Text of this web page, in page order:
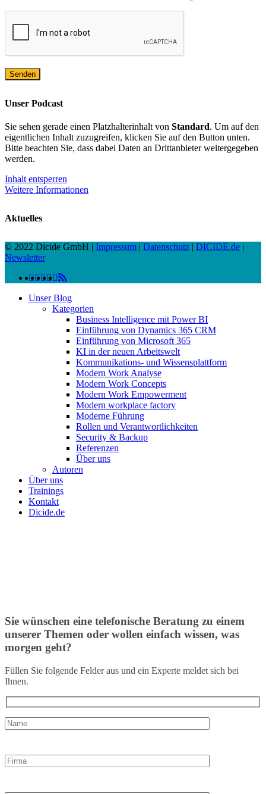
Unser Podcast
Sie sehen gerade einen Platzhalterinhalt von Standard. Um auf den
eigentlichen Inhalt zuzugreifen, klicken Sie auf den Button unten.
Bitte beachten Sie, dass dabei Daten an Drittanbieter weitergegeben
werden.
Inhalt entsperren
Weitere Informationen
Aktuelles
© 2022 Dicide GmbH | Impressum | Datenschutz | DICIDE.de |
Newsletter
twitter
facebook
linkedinyoutube
RSS
instagram
spotify
vk
Close
Unser Blog
Kategorien
Business Intelligence mit Power BI
Einführung von Dynamics 365 CRM
Einführung von Microsoft 365
KI in der neuen Arbeitswelt
Kommunikations- und Wissensplattform
Modern Work Analyse
Modern Work Concepts
Modern Work Empowerment
Modern workplace factory
Moderne Führung
Rollen und Verantwortlichkeiten
Security & Backup
Referenzen
Über uns
Autoren
Über uns
Trainings
Kontakt
Dicide.de
Sie wünschen eine telefonische Beratung zu einem
unserer Themen oder wollen einfach wissen, was
morgen geht?
Füllen Sie folgende Felder aus und ein Experte meldet sich bei
Ihnen.